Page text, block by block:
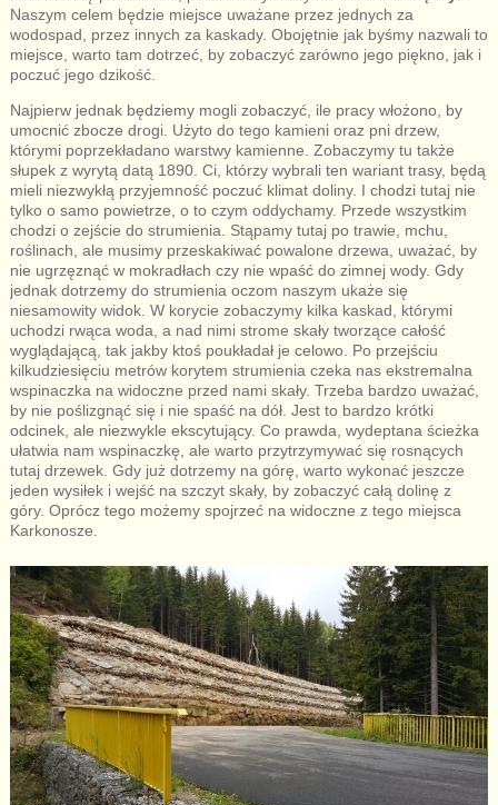
Naszym celem będzie miejsce uważane przez jednych za
wodospad, przez innych za kaskady. Obojętnie jak byśmy nazwali to
miejsce, warto tam dotrzeć, by zobaczyć zarówno jego piękno, jak i
poczuć jego dzikość.
Najpierw jednak będziemy mogli zobaczyć, ile pracy włożono, by
umocnić zbocze drogi. Użyto do tego kamieni oraz pni drzew,
którymi poprzekładano warstwy kamienne. Zobaczymy tu także
słupek z wyrytą datą 1890. Ci, którzy wybrali ten wariant trasy, będą
mieli niezwykłą przyjemność poczuć klimat doliny. I chodzi tutaj nie
tylko o samo powietrze, o to czym oddychamy. Przede wszystkim
chodzi o zejście do strumienia. Stąpamy tutaj po trawie, mchu,
roślinach, ale musimy przeskakiwać powalone drzewa, uważać, by
nie ugrzęznąć w mokradłach czy nie wpaść do zimnej wody. Gdy
jednak dotrzemy do strumienia oczom naszym ukaże się
niesamowity widok. W korycie zobaczymy kilka kaskad, którymi
uchodzi rwąca woda, a nad nimi strome skały tworzące całość
wyglądającą, tak jakby ktoś poukładał je celowo. Po przejściu
kilkudziesięciu metrów korytem strumienia czeka nas ekstremalna
wspinaczka na widoczne przed nami skały. Trzeba bardzo uważać,
by nie poślizgnąć się i nie spaść na dół. Jest to bardzo krótki
odcinek, ale niezwykle ekscytujący. Co prawda, wydeptana ścieżka
ułatwia nam wspinaczkę, ale warto przytrzymywać się rosnących
tutaj drzewek. Gdy już dotrzemy na górę, warto wykonać jeszcze
jeden wysiłek i wejść na szczyt skały, by zobaczyć całą dolinę z
góry. Oprócz tego możemy spojrzeć na widoczne z tego miejsca
Karkonosze.